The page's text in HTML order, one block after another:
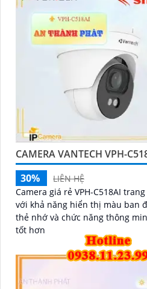
CAMERA VANTECH VPH-
30%
LIÊN HỆ
Camera giá rẻ VPH-C518AI
với khả năng hiển thị màu ban đêm. Camera
thẻ nhớ và chức năng thông
tốt hơn